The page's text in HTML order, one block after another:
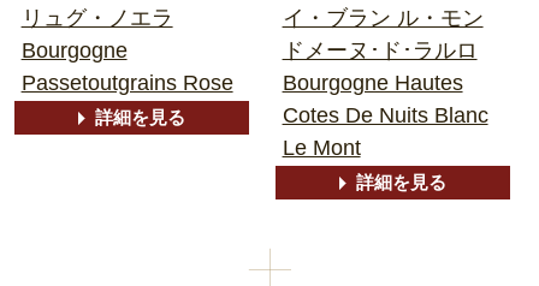
リュグ・ノエラ
Bourgogne
Passetoutgrains Rose
詳細を見る
イ・ブラン ル・モン
ドメーヌ･ド･ラルロ
Bourgogne Hautes
Cotes De Nuits Blanc
Le Mont
詳細を見る